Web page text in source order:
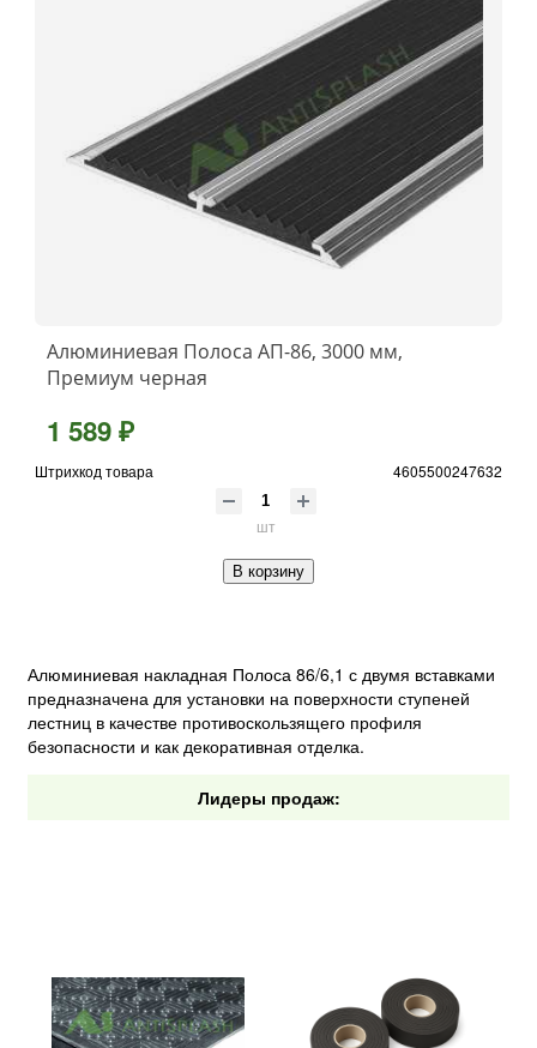
Алюминиевая Полоса АП-86, 3000 мм,
Премиум черная
1 589 ₽
Штрихкод товара 4605500247632
шт
В корзину
Алюминиевая накладная Полоса 86/6,1 с двумя вставками
предназначена для установки на поверхности ступеней
лестниц в качестве противоскользящего профиля
безопасности и как декоративная отделка.
Лидеры продаж: